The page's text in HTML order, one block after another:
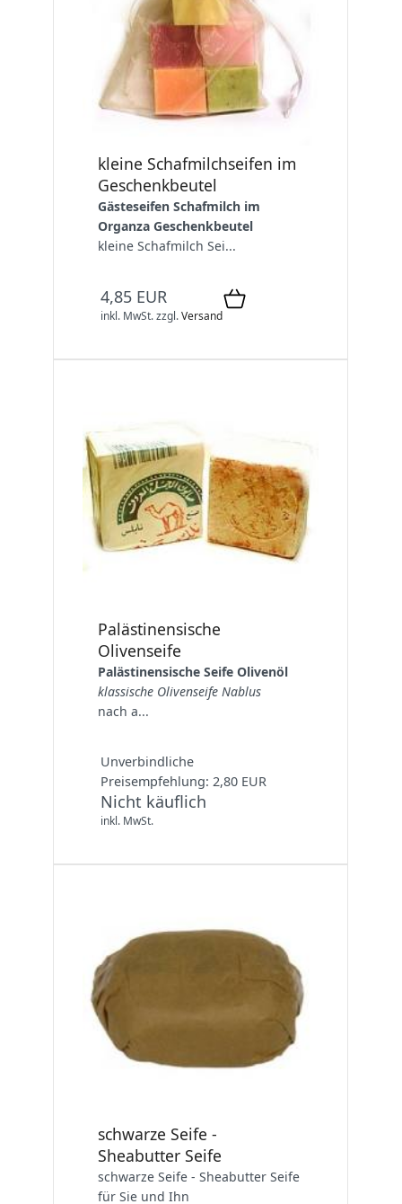
kleine Schafmilchseifen im
Geschenkbeutel
Gästeseifen Schafmilch im
Organza Geschenkbeutel
kleine Schafmilch Sei...
4,85 EUR
inkl. MwSt.zzgl.Versand
Palästinensische
Olivenseife
Palästinensische Seife Olivenöl
klassische Olivenseife Nablus
nach a...
Unverbindliche
Preisempfehlung: 2,80 EUR
Nicht käuflich
inkl. MwSt.
schwarze Seife -
Sheabutter Seife
schwarze Seife - Sheabutter Seife
für Sie und Ihn